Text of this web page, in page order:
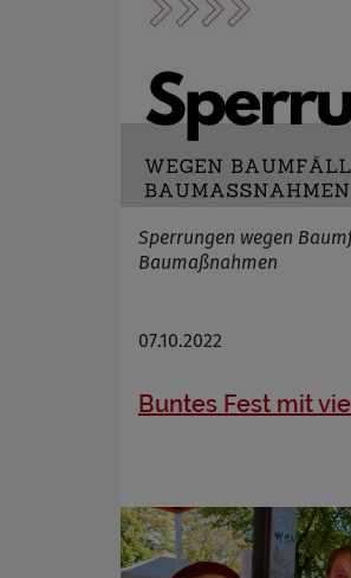
Sperrungen wegen
Baumaßnahmen
07.10.2022
Buntes Fest mit